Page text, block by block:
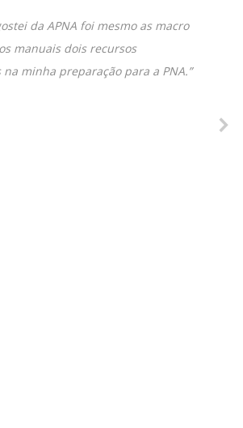
da APNA foi mesmo as macro
manuais dois recursos
minha preparação para a PNA.”